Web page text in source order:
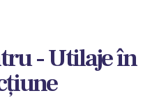
- Utilaje în